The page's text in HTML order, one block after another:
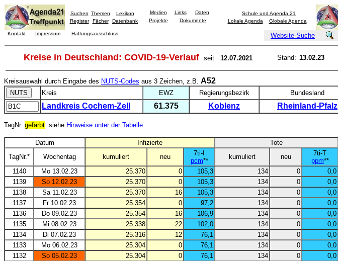
Suchen Themen
Lexikon
Register
Fächer Datenbank
Medien Links
Daten
Projekte
Dokumente
Schule und Agenda 21
Lokale Agenda
Globale Agenda
Kontakt Impressum Haftungsausschluss Website-Suche
Kreise in Deutschland: COVID-19-Verlauf seit 12.07.2021 Stand: 13.02.23
Kreisauswahl durch Eingabe des NUTS-Codes aus 3 Zeichen, z.B. A52
Kreis EWZ Regierungsbezirk Bundesland
Landkreis Cochem-Zell 61.375 Koblenz Rheinland-Pfalz
TagNr. gefärbt: siehe Hinweise unter der Tabelle
Datum Infizierte
Tote
TagNr.*
Wochentag kumuliert neu
7ti-I
pcm**
kumuliert neu
7ti-T
ppm**
1140
Mo 13.02.23 25.370 0 105,3 134 0
0,0
1139
So 12.02.23 25.370 0 105,3 134 0
0,0
1138
Sa 11.02.23 25.370 16 105,3 134 0
0,0
1137
Fr 10.02.23 25.354 0 97,2 134 0
0,0
1136
Do 09.02.23 25.354 16 106,9 134 0
0,0
1135
Mi 08.02.23 25.338 22 102,0 134 0
0,0
1134
Di 07.02.23 25.316 12 76,1 134 0
0,0
1133
Mo 06.02.23 25.304 0 76,1 134 0
0,0
1132
So 05.02.23 25.304 0 76,1 134 0
0,0